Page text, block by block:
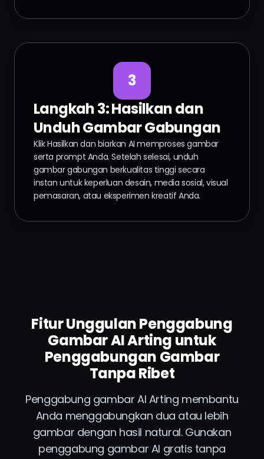
3
Langkah 3: Hasilkan dan
Unduh Gambar Gabungan
Klik Hasilkan dan biarkan AI memproses gambar
serta prompt Anda. Setelah selesai, unduh
gambar gabungan berkualitas tinggi secara
instan untuk keperluan desain, media sosial, visual
pemasaran, atau eksperimen kreatif Anda.
Fitur Unggulan Penggabung
Gambar AI Arting untuk
Penggabungan Gambar
Tanpa Ribet
Penggabung gambar AI Arting membantu
Anda menggabungkan dua atau lebih
gambar dengan hasil natural. Gunakan
penggabung gambar AI gratis tanpa